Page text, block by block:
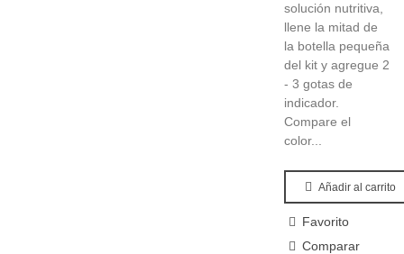
solución nutritiva,
llene la mitad de
la botella pequeña
del kit y agregue 2
- 3 gotas de
indicador.
Compare el
color...
Añadir al carrito
Favorito
Comparar